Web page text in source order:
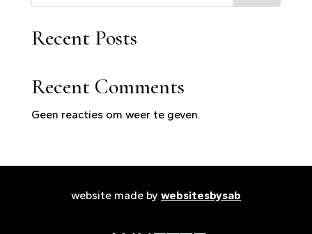
Recent Posts
Recent Comments
Geen reacties om weer te geven.
website made by websitesbysab